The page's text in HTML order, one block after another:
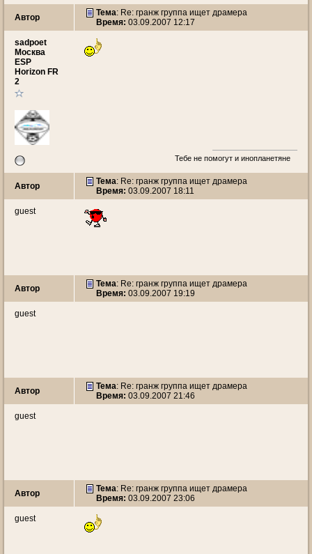
Автор Тема: Re: гранж группа ищет драмера
Время: 03.09.2007 12:17
sadpoet
Москва
ESP
Horizon FR
2
Тебе не помогут и инопланетяне
Автор Тема: Re: гранж группа ищет драмера
Время: 03.09.2007 18:11
guest
Автор Тема: Re: гранж группа ищет драмера
Время: 03.09.2007 19:19
guest
Автор Тема: Re: гранж группа ищет драмера
Время: 03.09.2007 21:46
guest
Автор Тема: Re: гранж группа ищет драмера
Время: 03.09.2007 23:06
guest